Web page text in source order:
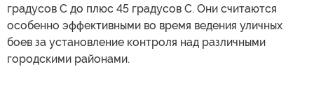
градусов С до плюс 45 градусов С. Они считаются
особенно эффективными во время ведения уличных
боев за установление контроля над различными
городскими районами.